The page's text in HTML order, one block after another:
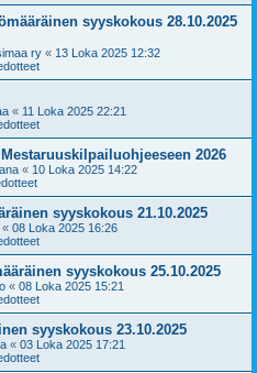
syyskokous 28.10.2025
ry « 13 Loka 2025 12:32
« 11 Loka 2025 22:21
2026
« 10 Loka 2025 14:22
syyskokous 21.10.2025
« 08 Loka 2025 16:26
syyskokous 25.10.2025
« 08 Loka 2025 15:21
syyskokous 23.10.2025
« 03 Loka 2025 17:21